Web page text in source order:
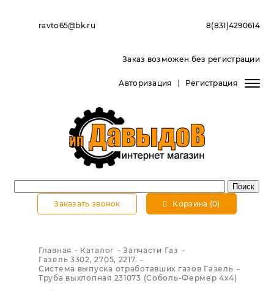
ravto65@bk.ru 8(831)4290614
Заказ возможен без регистрации
Авторизация Регистрация
Заказать звонок Корзина (0)
Главная Каталог
Запчасти Газ
Газель 3302, 2705, 2217.
Система выпуска отработавших газов Газель
Труба выхлопная 231073 (Соболь-Фермер 4х4)